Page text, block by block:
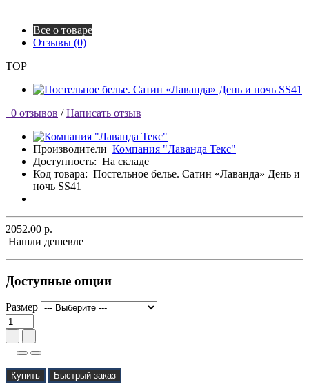
Все о товаре
Отзывы (0)
TOP
0 отзывов / Написать отзыв
Производители Компания "Лаванда Текс"
Доступность: На складе
Код товара: Постельное белье. Сатин «Лаванда» День и
ночь SS41
2052.00 р.
Нашли дешевле
Доступные опции
Размер
Купить Быстрый заказ